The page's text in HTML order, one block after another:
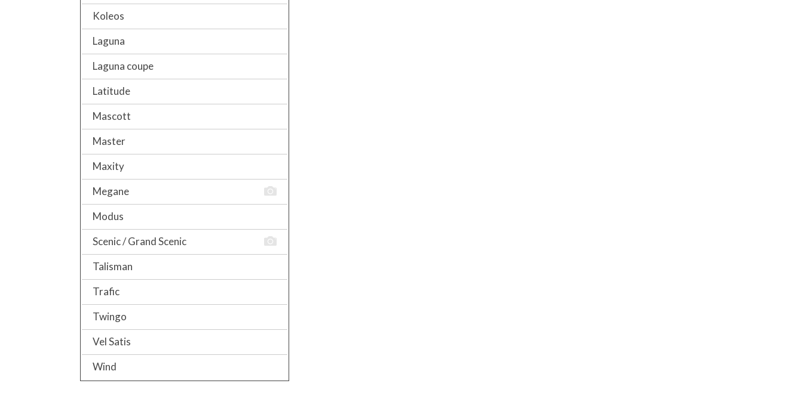
Koleos
Laguna
Laguna coupe
Latitude
Mascott
Master
Maxity
Megane
Modus
Scenic / Grand Scenic
Talisman
Trafic
Twingo
Vel Satis
Wind